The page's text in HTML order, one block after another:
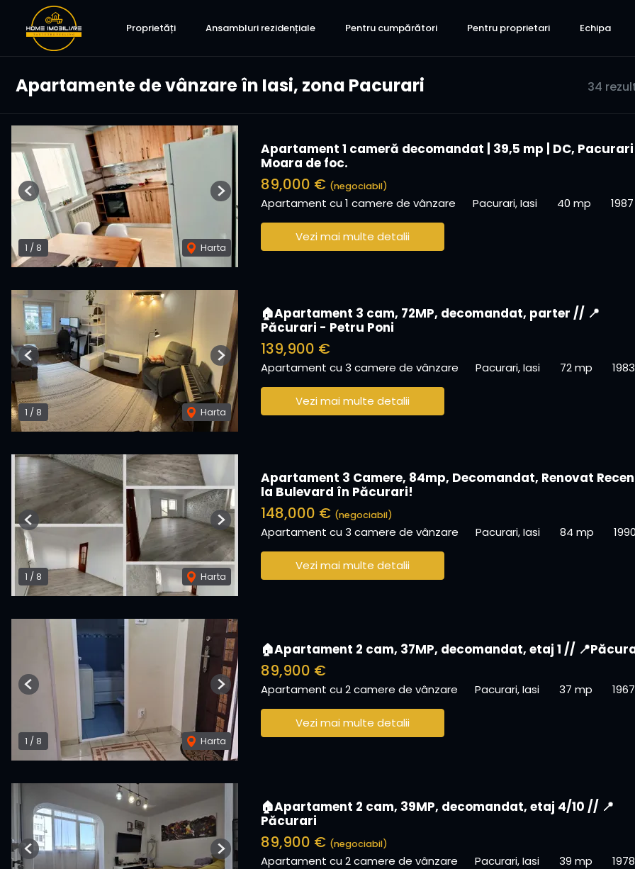
Proprietăți Ansambluri rezidențiale Pentru cumpărători Pentru proprietari Echipa
34
Apartamente de vânzare în Iasi, zona Pacurari
1 /8 Harta
Previous Next
Apartament 1 cameră decomandat | 39,5 mp | DC,
Moara de foc.
89,000 € (negociabil)
Apartament cu 1 camere de vânzare Pacurari, Iasi 40 mp 1987
Vezi mai multe detalii
1 /8 Harta
Previous Next
🏠Apartament 3 cam, 72MP, decomandat, parter // 📍
Păcurari - Petru Poni
139,900 €
Apartament cu 3 camere de vânzare Pacurari, Iasi 72 mp 1983
Vezi mai multe detalii
1 /8 Harta
Previous Next
Apartament 3 Camere, 84mp, Decomandat, Renovat
la Bulevard în Păcurari!
148,000 € (negociabil)
Apartament cu 3 camere de vânzare Pacurari, Iasi 84 mp
Vezi mai multe detalii
1 /8 Harta
Previous Next
🏠Apartament 2 cam, 37MP, decomandat, etaj 1 //
89,900 €
Apartament cu 2 camere de vânzare Pacurari, Iasi 37 mp 1967
Vezi mai multe detalii
Previous Next
🏠Apartament 2 cam, 39MP, decomandat, etaj 4/10 // 📍
Păcurari
89,900 € (negociabil)
Apartament cu 2 camere de vânzare Pacurari, Iasi 39 mp 1978